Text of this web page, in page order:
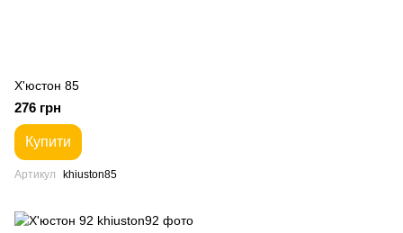
Х'юстон 85
276 грн
Купити
Артикул khiuston85